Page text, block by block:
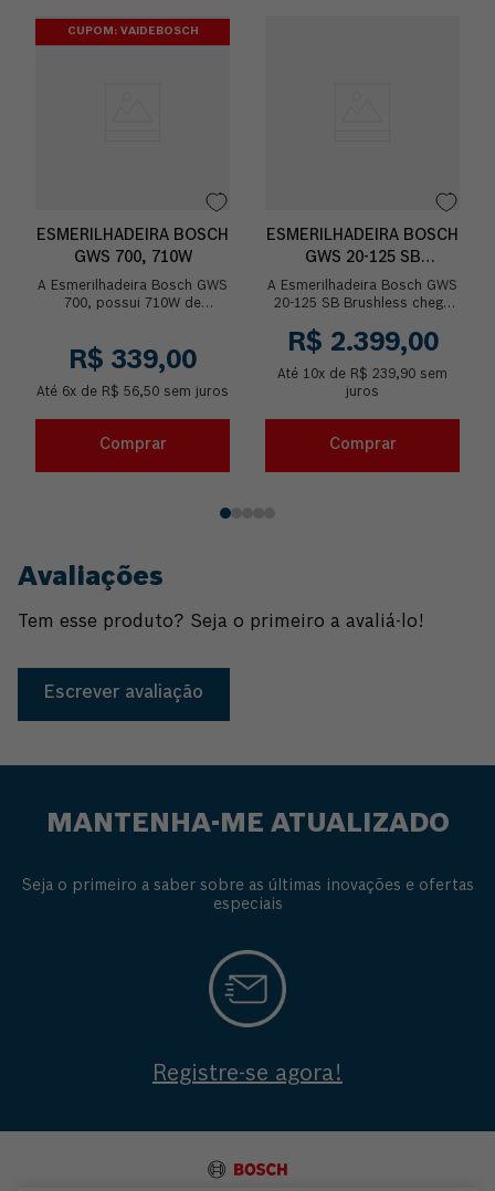
CUPOM: VAIDEBOSCH
ESMERILHADEIRA BOSCH
GWS 700, 710W
A Esmerilhadeira Bosch GWS
700, possui 710W de
manutenção, pois seu...
R$ 339,00
Até 6x de R$ 56,50 sem juros
Comprar
ESMERILHADEIRA BOSCH
GWS 20-125 SB
BRUSHLESS 2000W 220V
A Esmerilhadeira Bosch GWS
20-125 SB Brushless chega
da indústria metalmecânica,
sendo a pr...
R$ 2.399,00
Até 10x de R$ 239,90 sem
juros
Comprar
Avaliações
Tem esse produto? Seja o primeiro a avaliá-lo!
Escrever avaliação
MANTENHA-ME ATUALIZADO
Seja o primeiro a saber sobre as últimas inovações e ofertas
especiais
Registre-se agora!